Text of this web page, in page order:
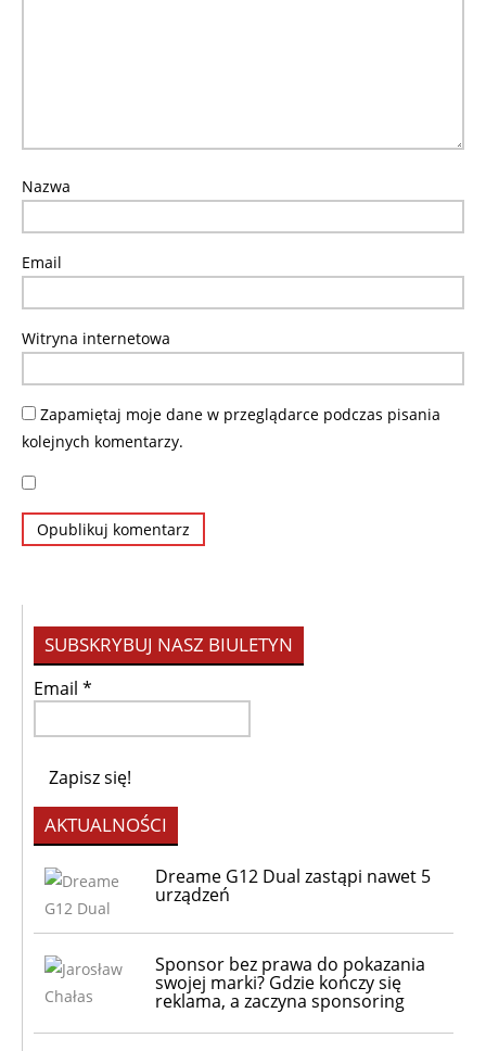
Nazwa
Email
Witryna internetowa
Zapamiętaj moje dane w przeglądarce podczas pisania
kolejnych komentarzy.
SUBSKRYBUJ NASZ BIULETYN
Email *
AKTUALNOŚCI
Dreame G12 Dual zastąpi nawet 5
urządzeń
Sponsor bez prawa do pokazania
swojej marki? Gdzie kończy się
reklama, a zaczyna sponsoring